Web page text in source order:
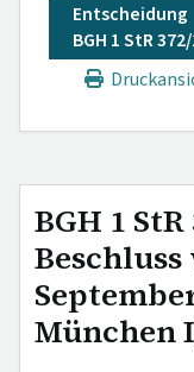
Entscheidung
BGH 1 StR
BGH 1 StR
Beschluss
München